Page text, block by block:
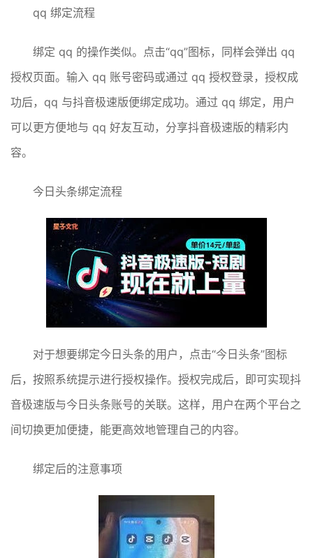
qq 绑定流程
绑定 qq 的操作类似。点击“qq”图标，同样会弹出 qq
授权页面。输入 qq 账号密码或通过 qq 授权登录，授权成
功后，qq 与抖音极速版便绑定成功。通过 qq 绑定，用户
可以更方便地与 qq 好友互动，分享抖音极速版的精彩内
容。
今日头条绑定流程
对于想要绑定今日头条的用户，点击“今日头条”图标
后，按照系统提示进行授权操作。授权完成后，即可实现抖
音极速版与今日头条账号的关联。这样，用户在两个平台之
间切换更加便捷，能更高效地管理自己的内容。
绑定后的注意事项